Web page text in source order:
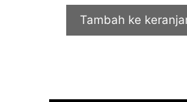
Tambah ke